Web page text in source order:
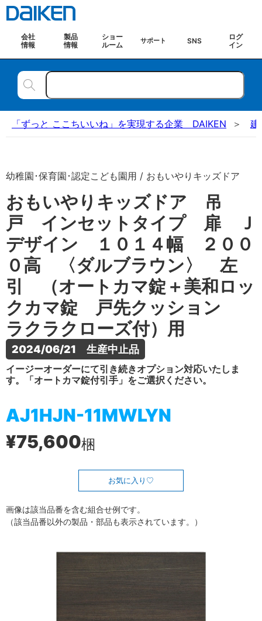
会社
情報
製品
情報
ショー
ルーム
サポート SNS
ログ
イン
「ずっと ここちいいね」を実現する企業 DAIKEN 建
幼稚園･保育園･認定こども園用 / おもいやりキッズドア
おもいやりキッズドア 吊
戸 インセットタイプ 扉 Ｊ
デザイン １０１４幅 ２００
０高 〈ダルブラウン〉 左
引 （オートカマ錠＋美和ロッ
クカマ錠 戸先クッション
ラクラクローズ付）用
2024/06/21　生産中止品
イージーオーダーにて引き続きオプション対応いたしま
す。「オートカマ錠付引手」をご選択ください。
AJ1HJN-11MWLYN
¥75,600梱
お気に入り
画像は該当品番を含む組合せ例です。
（該当品番以外の製品・部品も表示されています。）